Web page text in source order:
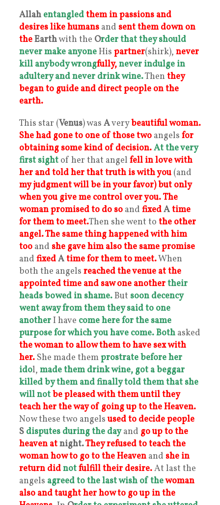
Allah entangledthem in passions and
desireslike humans and sent them down on
theEarthwith the Orderthat they should
never make anyoneHis partner(shirk), never
kill anybody wrongfully,never indulge in
adultery and never drink wine.Then they
began to guide and direct people on the
earth.
This star (Venus) was Averybeautiful woman.
She had gone to one of those two angels for
obtaining some kind of decision.At the very
first sight of her that angel fell in love with
her and told her that truth is with you (and
my judgment will be in your favor)but only
when you give me control over you.The
woman promised to do so and fixedAtime
for them to meet.Then she went to the other
angel. The same thing happened with him
too and she gave him also the same promise
and fixedAtime for them to meet.When
both the angels reached the venue at the
appointed time and saw one anothertheir
heads bowed in shame.But soon decency
went away from them they said to one
anotherI have come here for the same
purpose for which you have come.Both asked
the woman to allow them to have sex with
her. She made themprostrate before her
idol, made them drink wine, got a beggar
killed by them and finally told them that she
will notbe pleased with themuntil they
teach her the way of going up to the Heaven.
Now these two angelsused to decide people
S disputes during the dayand go up to the
heaven atnight.They refused to teach the
woman how to go to the Heaven and she in
return didnotfulfill their desire.At last the
angels agreed to the last wish of thewoman
also and taught her how to go up in the